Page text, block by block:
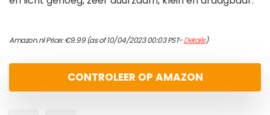
Amazon.nl Price:€9.99(as of 10/04/2023 00:03 PST-Details)
CONTROLEER OP AMAZON